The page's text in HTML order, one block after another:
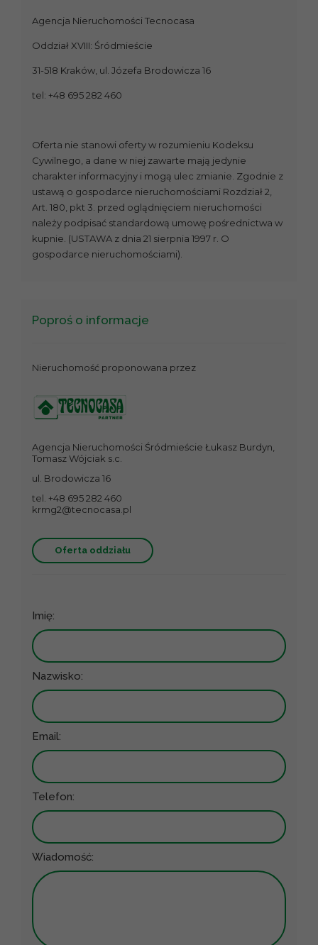
Agencja Nieruchomości Tecnocasa
Oddział XVIII: Śródmieście
31-518 Kraków, ul. Józefa Brodowicza 16
tel: +48 695 282 460
Oferta nie stanowi oferty w rozumieniu Kodeksu
Cywilnego, a dane w niej zawarte mają jedynie
charakter informacyjny i mogą ulec zmianie. Zgodnie z
ustawą o gospodarce nieruchomościami Rozdział 2,
Art. 180, pkt 3. przed oglądnięciem nieruchomości
należy podpisać standardową umowę pośrednictwa w
kupnie. (USTAWA z dnia 21 sierpnia 1997 r. O
gospodarce nieruchomościami).
Poproś o informacje
Nieruchomość proponowana przez
Agencja Nieruchomości Śródmieście Łukasz Burdyn,
Tomasz Wójciak s.c.
ul. Brodowicza 16
tel. +48 695 282 460
krmg2@tecnocasa.pl
Oferta oddziału
Imię:
Nazwisko:
Email:
Telefon:
Wiadomość: